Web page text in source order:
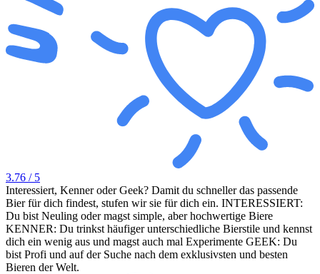
3.76 / 5
Interessiert, Kenner oder Geek? Damit du schneller das passende
Bier für dich findest, stufen wir sie für dich ein. INTERESSIERT:
Du bist Neuling oder magst simple, aber hochwertige Biere
KENNER: Du trinkst häufiger unterschiedliche Bierstile und kennst
dich ein wenig aus und magst auch mal Experimente GEEK: Du
bist Profi und auf der Suche nach dem exklusivsten und besten
Bieren der Welt.